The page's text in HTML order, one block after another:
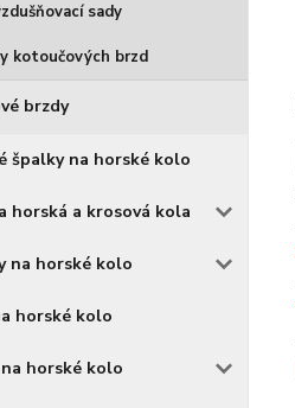
sady
kotoučových brzd
brzdy
špalky na horské kolo
horská a krosová kola
na horské kolo
horské kolo
horské kolo